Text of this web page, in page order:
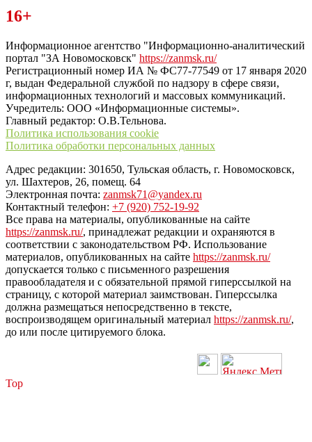
Читайте последние новости дня в Тульской области на сайте
“ЗаНовомосковск”
16+
Информационное агентство "Информационно-аналитический
портал "ЗА Новомосковск" https://zanmsk.ru/
Регистрационный номер ИА № ФС77-77549 от 17 января 2020
г, выдан Федеральной службой по надзору в сфере связи,
информационных технологий и массовых коммуникаций.
Учредитель: ООО «Информационные системы».
Главный редактор: О.В.Тельнова.
Политика использования cookie
Политика обработки персональных данных
Адрес редакции: 301650, Тульская область, г. Новомосковск,
ул. Шахтеров, 26, помещ. 64
Электронная почта: zanmsk71@yandex.ru
Контактный телефон: +7 (920) 752-19-92
Все права на материалы, опубликованные на сайте
https://zanmsk.ru/, принадлежат редакции и охраняются в
соответствии с законодательством РФ. Использование
материалов, опубликованных на сайте https://zanmsk.ru/
допускается только с письменного разрешения
правообладателя и с обязательной прямой гиперссылкой на
страницу, с которой материал заимствован. Гиперссылка
должна размещаться непосредственно в тексте,
воспроизводящем оригинальный материал https://zanmsk.ru/,
до или после цитируемого блока.
Top